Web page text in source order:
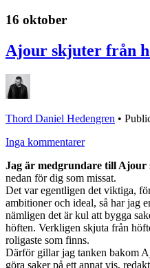
16 oktober
Ajour skjuter från
Thord Daniel Hedengren •
Inga kommentarer
Jag är medgrundare till Ajour
nedan för dig som missat.
Det var egentligen det viktiga,
ambitioner och ideal, så har jag
nämligen det är kul att bygga
höften. Verkligen skjuta från
roligaste som finns.
Därför gillar jag tanken bakom
göra saker på ett annat vis,